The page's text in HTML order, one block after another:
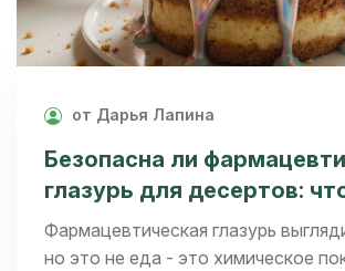
от Дарья Лапина
Безопасна ли
глазурь для десертов:
скрывается за красивым
Фармацевтическая глазурь
но это не еда - это химическое